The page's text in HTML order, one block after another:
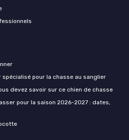
pour la chasse au sanglier
devez savoir sur ce chien de chasse
pour la saison 2026-2027 : dates,